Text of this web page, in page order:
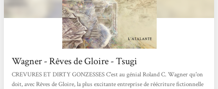
Wagner - Rêves de Gloire - Tsugi
CREVURES ET DIRTY GONZESSES C'est au génial Roland C. Wagner qu'on
doit, avec Rêves de Gloire, la plus excitante entreprise de réécriture fictionnelle